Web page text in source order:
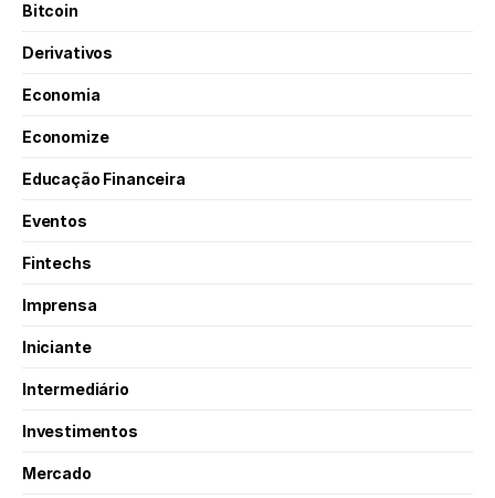
Bitcoin
Derivativos
Economia
Economize
Educação Financeira
Eventos
Fintechs
Imprensa
Iniciante
Intermediário
Investimentos
Mercado